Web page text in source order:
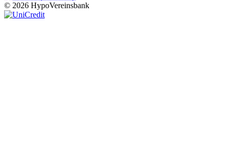
© 2026 HypoVereinsbank